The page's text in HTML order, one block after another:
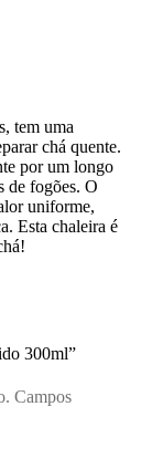
tem uma
chá quente.
por um longo
de fogões. O
uniforme,
Esta chaleira é
300ml”
Campos